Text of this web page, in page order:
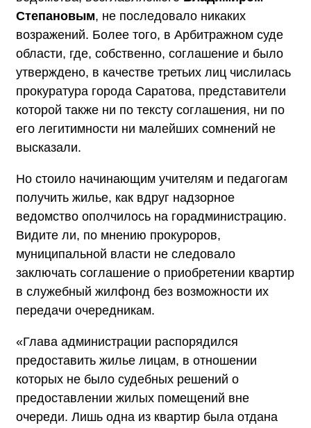
Степановым, не последовало никаких
возражений. Более того, в Арбитражном суде
области, где, собственно, соглашение и было
утверждено, в качестве третьих лиц числилась
прокуратура города Саратова, представители
которой также ни по тексту соглашения, ни по
его легитимности ни малейших сомнений не
высказали.
Но стоило начинающим учителям и педагогам
получить жилье, как вдруг надзорное
ведомство ополчилось на горадминистрацию.
Видите ли, по мнению прокуроров,
муниципальной власти не следовало
заключать соглашение о приобретении квартир
в служебный жилфонд без возможности их
передачи очередникам.
«Глава администрации распорядился
предоставить жилье лицам, в отношении
которых не было судебных решений о
предоставлении жилых помещений вне
очереди. Лишь одна из квартир была отдана